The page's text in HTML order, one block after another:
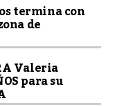
termina con
de
Valeria
para su